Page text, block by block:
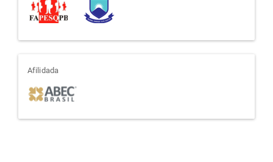
afiliada
Afilidada